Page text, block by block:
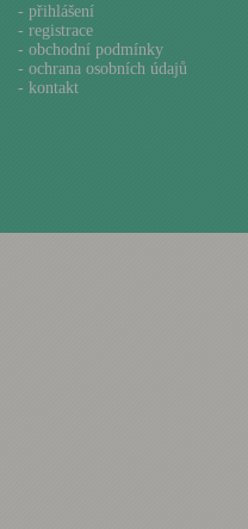
- přihlášení
- registrace
- obchodní podmínky
- ochrana osobních údajů
- kontakt